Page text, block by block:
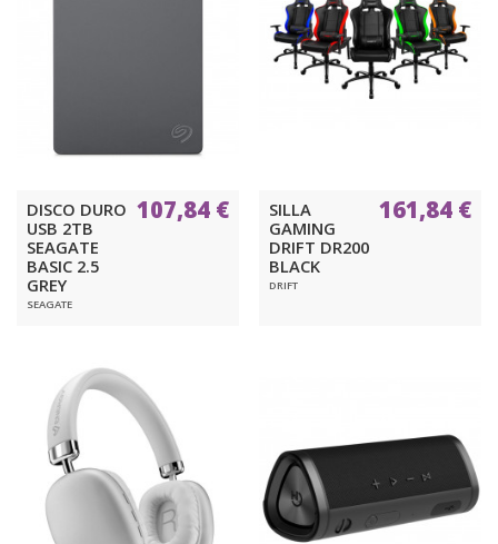
DISCO DURO
USB 2TB
SEAGATE
BASIC 2.5
GREY
SEAGATE
107,84 €
SILLA
GAMING
DRIFT DR200
BLACK
DRIFT
161,84 €